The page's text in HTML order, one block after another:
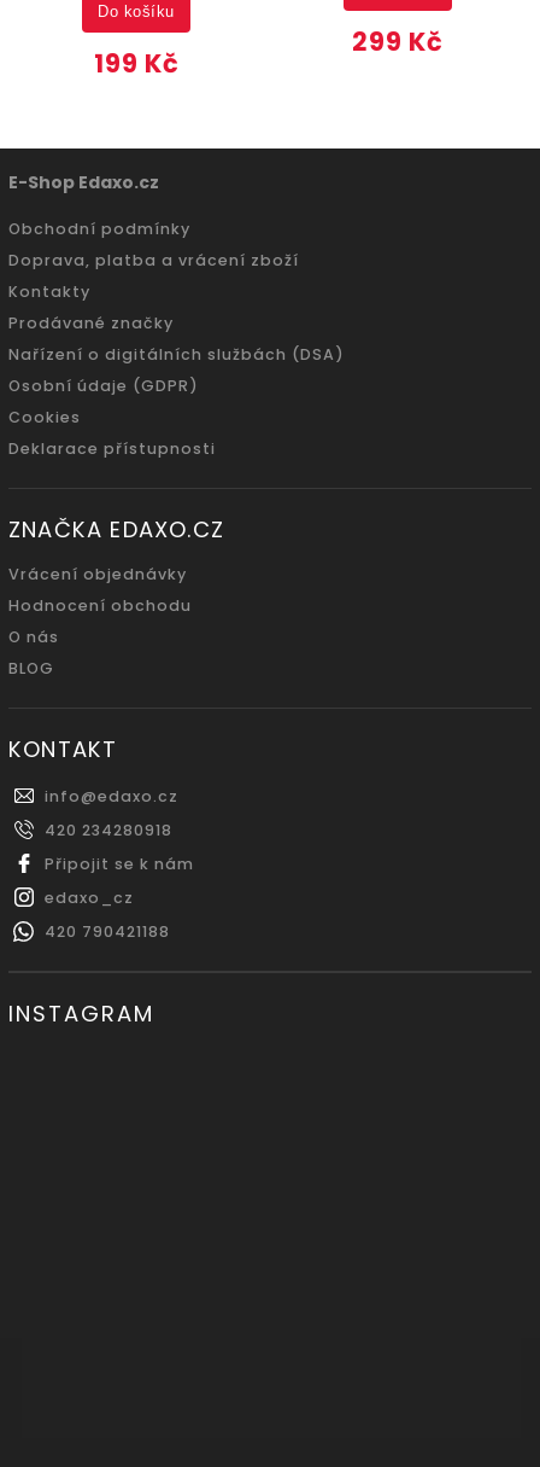
199 Kč
Do košíku
299 Kč
E-Shop Edaxo.cz
Obchodní podmínky
Doprava, platba a vrácení zboží
Kontakty
Prodávané značky
Nařízení o digitálních službách (DSA)
Osobní údaje (GDPR)
Cookies
Deklarace přístupnosti
ZNAČKA EDAXO.CZ
Vrácení objednávky
Hodnocení obchodu
O nás
BLOG
KONTAKT
info@edaxo.cz
420 234280918
Připojit se k nám
edaxo_cz
420 790421188
INSTAGRAM